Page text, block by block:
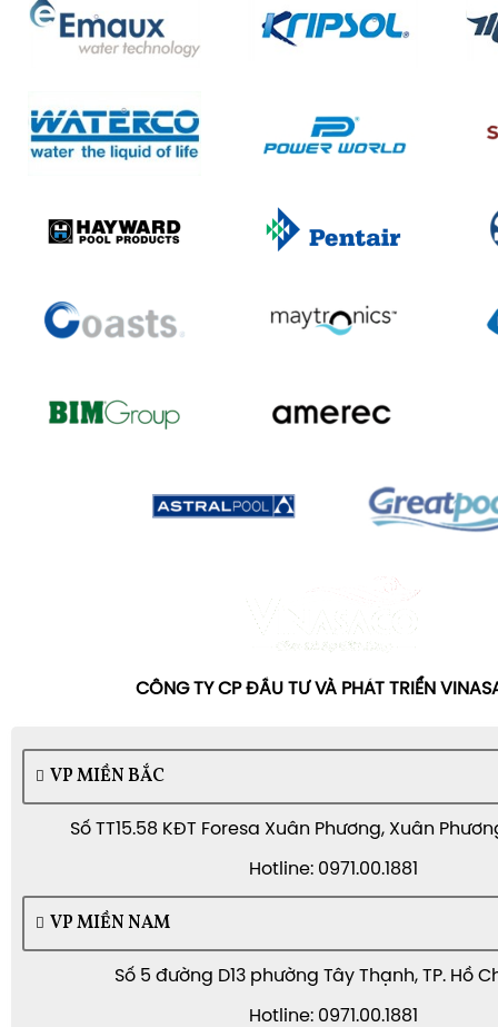
CÔNG TY CP ĐẦU TƯ VÀ PHÁT TRIỂN
VP MIỀN BẮC
Số TT15.58 KĐT Foresa Xuân Phương, Xuân
Hotline: 0971.00.1881
VP MIỀN NAM
Số 5 đường D13 phường Tây Thạnh, TP. Hồ
Hotline: 0971.00.1881